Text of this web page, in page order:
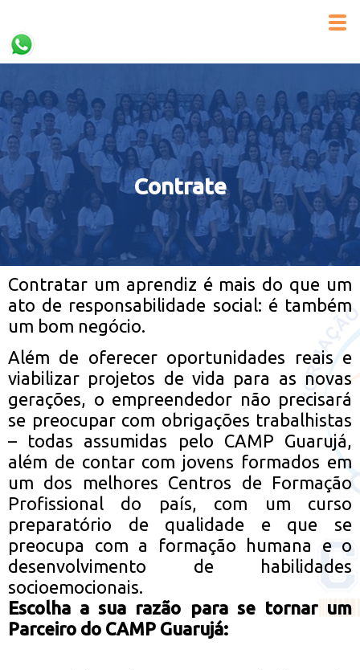
Contrate
Contratar um aprendiz é mais do que um
ato de responsabilidade social: é também
um bom negócio.
Além de oferecer oportunidades reais e
viabilizar projetos de vida para as novas
gerações, o empreendedor não precisará
se preocupar com obrigações trabalhistas
– todas assumidas pelo CAMP Guarujá,
além de contar com jovens formados em
um dos melhores Centros de Formação
Profissional do país, com um curso
preparatório de qualidade e que se
preocupa com a formação humana e o
desenvolvimento de habilidades
socioemocionais.
Escolha a sua razão para se tornar um
Parceiro do CAMP Guarujá: